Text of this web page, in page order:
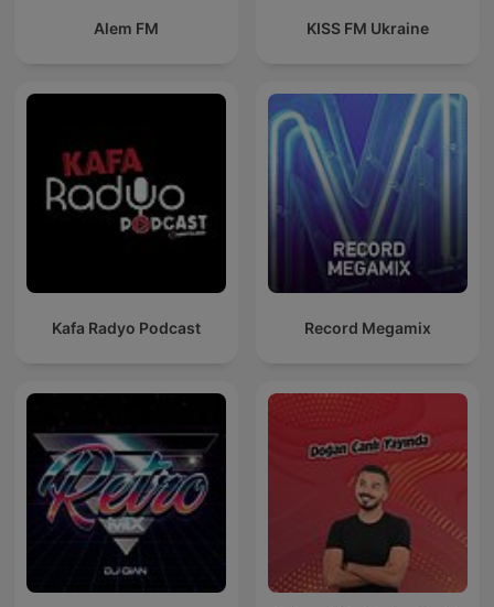
Alem FM KISS FM Ukraine
Kafa Radyo Podcast Record Megamix